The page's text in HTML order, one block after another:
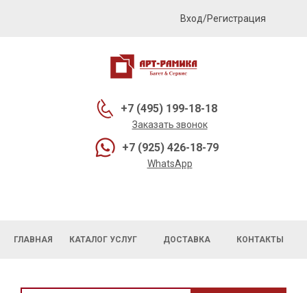
Вход/Регистрация
+7 (495) 199-18-18
Заказать звонок
+7 (925) 426-18-79
WhatsApp
ГЛАВНАЯ КАТАЛОГ УСЛУГ ДОСТАВКА КОНТАКТЫ